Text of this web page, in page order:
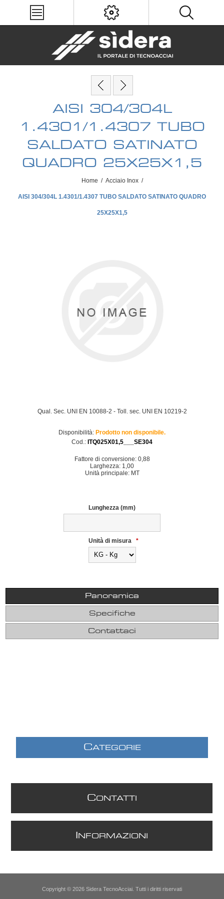
AISI 304/304L
1.4301/1.4307 TUBO
SALDATO SATINATO
QUADRO 25X25X1,5
Home / Acciaio Inox /
AISI 304/304L 1.4301/1.4307 TUBO SALDATO SATINATO QUADRO
25X25X1,5
Qual. Sec. UNI EN 10088-2 - Toll. sec. UNI EN 10219-2
Disponibilità: Prodotto non disponibile.
Cod.: ITQ025X01,5___SE304
Fattore di conversione: 0,88
Larghezza: 1,00
Unità principale: MT
Lunghezza (mm)
Unità di misura *
Panoramica
Specifiche
Contattaci
CATEGORIE
CONTATTI
NFORMAZIONI
Copyright © 2026 Sidera TecnoAcciai. Tutti i diritti riservati